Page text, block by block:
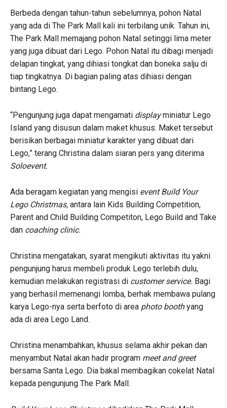
Berbeda dengan tahun-tahun sebelumnya, pohon Natal
yang ada di The Park Mall kali ini terbilang unik. Tahun ini,
The Park Mall memajang pohon Natal setinggi lima meter
yang juga dibuat dari Lego. Pohon Natal itu dibagi menjadi
delapan tingkat, yang dihiasi tongkat dan boneka salju di
tiap tingkatnya. Di bagian paling atas dihiasi dengan
bintang Lego.
“Pengunjung juga dapat mengamati displayminiatur Lego
Island yang disusun dalam maket khusus. Maket tersebut
berisikan berbagai miniatur karakter yang dibuat dari
Lego,” terang Christina dalam siaran pers yang diterima
Soloevent.
Ada beragam kegiatan yang mengisi event Build Your
Lego Christmas, antara lain Kids Building Competition,
Parent and Child Building Competiton, Lego Build and Take
dan coaching clinic.
Christina mengatakan, syarat mengikuti aktivitas itu yakni
pengunjung harus membeli produk Lego terlebih dulu,
kemudian melakukan registrasi di customer service. Bagi
yang berhasil memenangi lomba, berhak membawa pulang
karya Lego-nya serta berfoto di area photo boothyang
ada di area Lego Land.
Christina menambahkan, khusus selama akhir pekan dan
menyambut Natal akan hadir program meet and greet
bersama Santa Lego. Dia bakal membagikan cokelat Natal
kepada pengunjung The Park Mall.